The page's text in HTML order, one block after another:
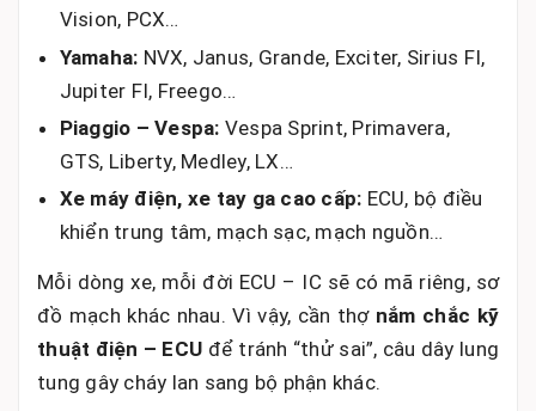
Vision, PCX…
Yamaha: NVX, Janus, Grande, Exciter, Sirius FI,
Jupiter FI, Freego…
Piaggio – Vespa: Vespa Sprint, Primavera,
GTS, Liberty, Medley, LX…
Xe máy điện, xe tay ga cao cấp: ECU, bộ điều
khiển trung tâm, mạch sạc, mạch nguồn…
Mỗi dòng xe, mỗi đời ECU – IC sẽ có mã riêng, sơ
đồ mạch khác nhau. Vì vậy, cần thợ nắm chắc kỹ
thuật điện – ECU để tránh “thử sai”, câu dây lung
tung gây cháy lan sang bộ phận khác.